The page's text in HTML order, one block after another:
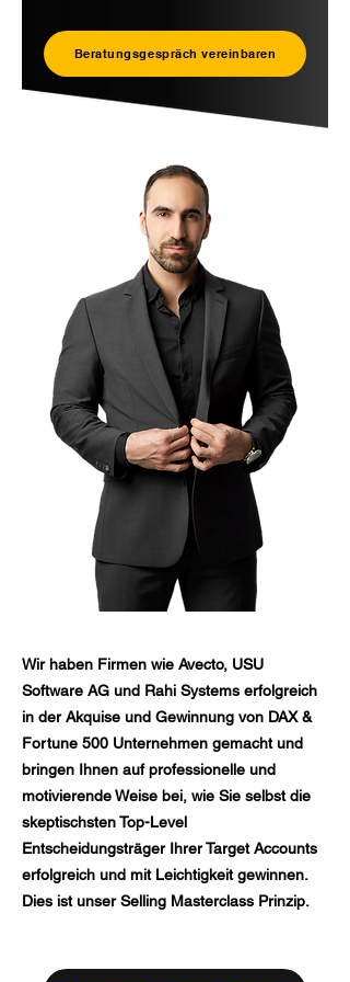
Beratungsgespräch vereinbaren
Wir haben Firmen wie Avecto, USU
Software AG und Rahi Systems erfolgreich
in der Akquise und Gewinnung von DAX &
Fortune 500 Unternehmen gemacht und
bringen Ihnen auf professionelle und
motivierende Weise bei, wie Sie selbst die
skeptischsten Top-Level
Entscheidungsträger Ihrer Target Accounts
erfolgreich und mit Leichtigkeit gewinnen.
Dies ist unser Selling Masterclass Prinzip.